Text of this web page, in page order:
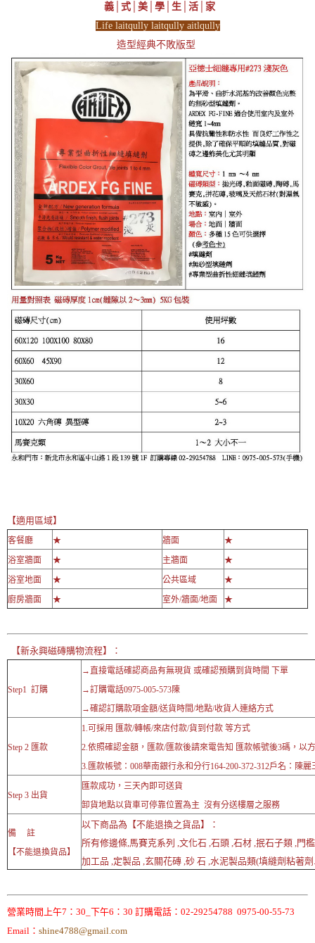
義│式│美│學│生│活│家
Life laitqully laitqully aitlqully
造型經典不敗版型
【適用區域】
客餐廳 ★ 牆面
★
浴室牆面
★ 主牆面
★
浴室地面
★ 公共區域
★
廚房牆面
★ 室外/牆面/地面 ★
【新永興磁磚購物流程】：
Step1 訂購
→直接電話確認商品有無現貨 或確認預購到貨時間 下單
→訂購電話0975-005-573陳
→確認訂購款項金額/送貨時間/地點/收貨人連絡方式
Step 2 匯款
1.可採用 匯款/轉帳/來店付款/貨到付款 等方式
2.依照確認金額，匯款/匯款後請來電告知 匯款帳號後3碼，以
3.匯款帳號：008華南銀行永和分行164-200-372-312戶名：陳麗
Step 3 出貨
匯款成功，三天內即可送貨
卸貨地點以貨車可停靠位置為主 沒有分送樓層之服務
備 註
【不能退換貨品】
以下商品為【不能退換之貨品】：
所有修邊條,馬賽克系列 ,文化石 ,石頭 ,石材 ,抿石子類 ,門
加工品 ,定製品 ,玄關花磚 ,砂 石 ,水泥製品類(填縫劑粘著劑
營業時間上午7：30_下午6：30 訂購電話：02-29254788 0975-00-55-73
Email： shine4788@gmail.com